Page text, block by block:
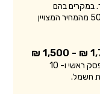
במקרים בהם
החשמלאי החליף רכיב, מקובל לדרוש כ- 50% מהמחיר המצויין
המחיר מתייחס ללוח חשמל בסיסי הכולל מפסק ראשי ו- 10
חשמל.